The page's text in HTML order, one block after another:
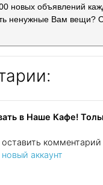
новых объявлений
ненужные Вам вещи?
в Наше Кафе!
аккаунт